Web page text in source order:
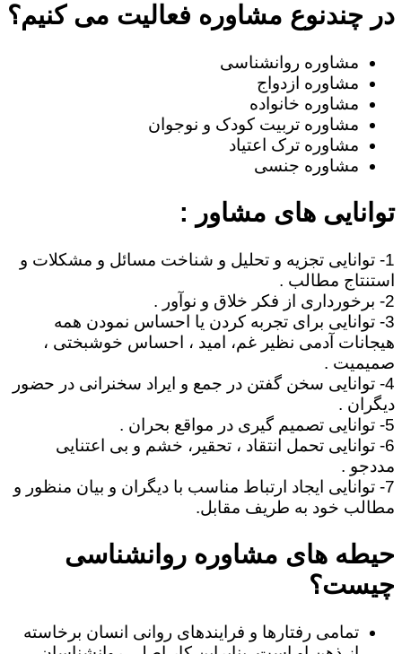
در چندنوع مشاوره فعالیت می کنیم؟
مشاوره روانشناسی
مشاوره ازدواج
مشاوره خانواده
مشاوره تربیت کودک و نوجوان
مشاوره ترک اعتیاد
مشاوره جنسی
توانایی های مشاور :
1- توانایی تجزیه و تحلیل و شناخت مسائل و مشکلات و
استنتاج مطالب .
2- برخورداری از فکر خلاق و نوآور .
3- توانایی برای تجربه کردن یا احساس نمودن همه
هیجانات آدمی نظیر غم، امید ، احساس خوشبختی ،
صمیمیت .
4- توانایی سخن گفتن در جمع و ایراد سخنرانی در حضور
دیگران .
5- توانایی تصمیم گیری در مواقع بحران .
6- توانایی تحمل انتقاد ، تحقیر، خشم و بی اعتنایی
مددجو .
7- توانایی ایجاد ارتباط مناسب با دیگران و بیان منظور و
مطالب خود به طریف مقابل.
حیطه های مشاوره روانشناسی
چیست؟
تمامی رفتارها و فرایندهای روانی انسان برخاسته